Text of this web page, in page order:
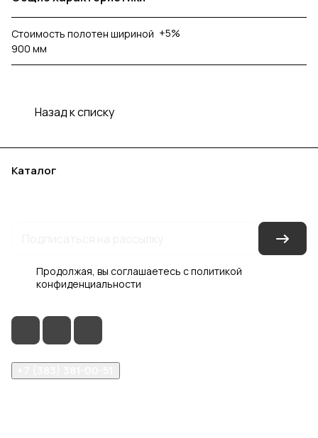
Стоимость полотен шириной
900 мм
+5%
Назад к списку
Каталог
Продолжая, вы соглашаетесь сполитикой
конфиденциальности